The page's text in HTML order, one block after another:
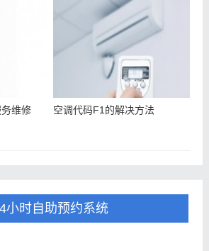
维修 空调代码F1的解决方法
小时自助预约系统